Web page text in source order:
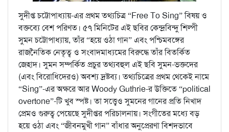
সুদীপ্ত চট্টোপাধ্যায়-এর প্রথম তথ্যচিত্র “Free To Sing” বিষয় ও
বক্তব্যে বেশ পরিণত। ৫৭ মিনিটের এই ছবির কেন্দ্রবিন্দু শিল্পী
সুমন চট্টোপাধ্যায়, তাঁর “হয়ে ওঠা গান” এবং পশ্চিমবঙ্গের
রাজনৈতিক নেতৃত্ব ও সংবাদমাধ্যমের বিরুদ্ধে তাঁর বিতর্কিত
জেহাদ। সুমন সম্পর্কিত প্রচুর তথ্যবহুল এই ছবি সুমন-ভক্তদের
(এবং বিরোধিদেরও) অবশ্য দ্রষ্টব্য। তথ্যচিত্রের প্রথম থেকেই নামে
“Sing”-এর অক্ষরে আর Woody Guthrie-র উক্তিতে “political
overtone”-টি খুব স্পষ্ট। তা সত্ত্বেও সুমনের গানের প্রতি নিখাদ
প্রেমও গুরুত্ব পেয়েছে সুদীপ্তর পরিচালনায়। সংগীতের মধ্যে বড়
হয়ে ওঠা এবং “জীবনমুখী গান” বাঁধার অনুপ্রেরণা বিশদভাবে